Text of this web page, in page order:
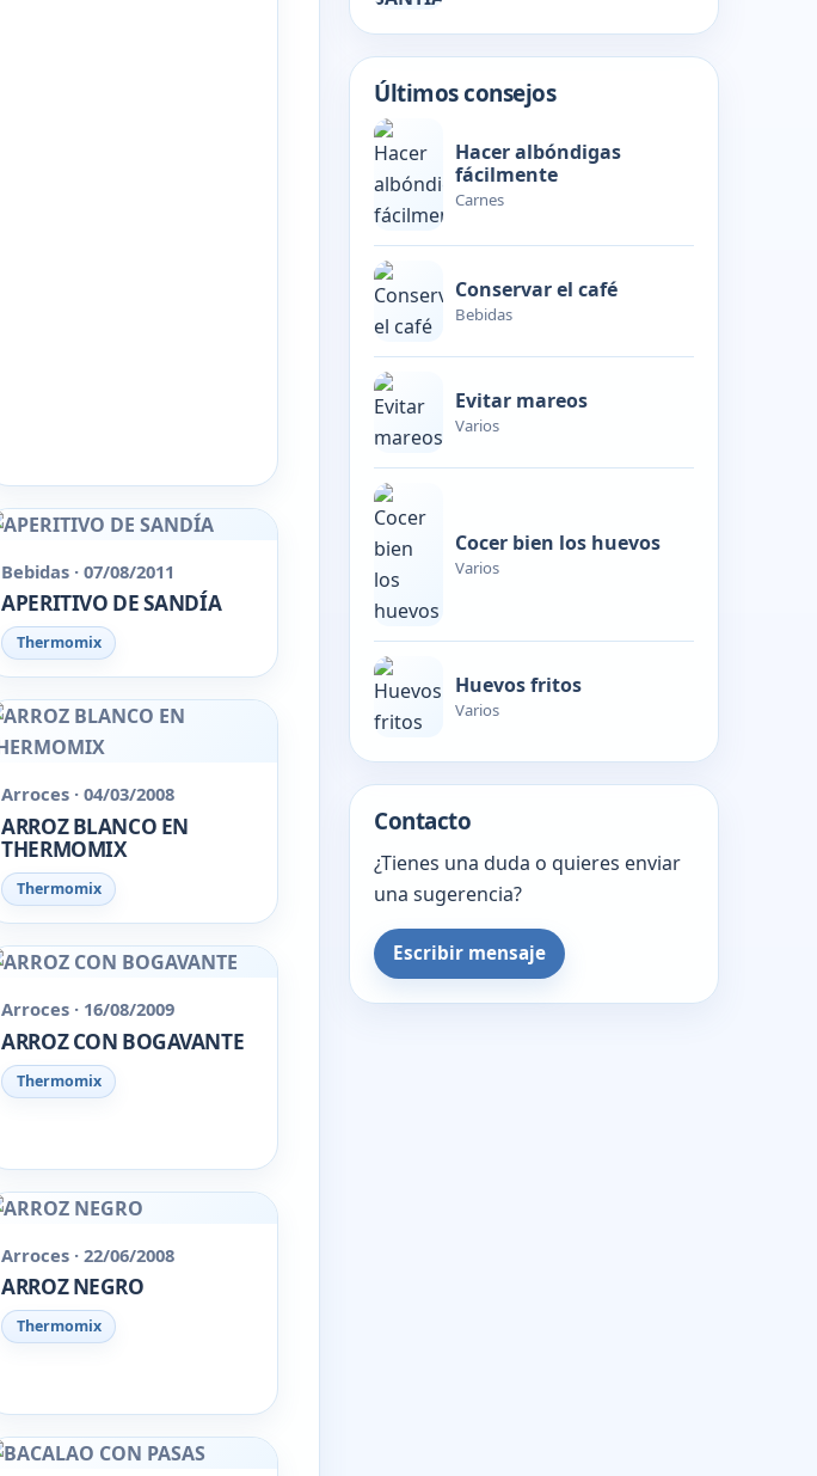
Bebidas · 07/08/2011
APERITIVO DE SANDÍA
Thermomix
Arroces · 04/03/2008
ARROZ BLANCO EN
THERMOMIX
Thermomix
Arroces · 16/08/2009
ARROZ CON BOGAVANTE
Thermomix
Arroces · 22/06/2008
ARROZ NEGRO
Thermomix
Últimos consejos
Hacer albóndigas
fácilmente
Carnes
Conservar el café
Bebidas
Evitar mareos
Varios
Cocer bien los huevos
Varios
Huevos fritos
Varios
Contacto
¿Tienes una duda o quieres enviar
una sugerencia?
Escribir mensaje